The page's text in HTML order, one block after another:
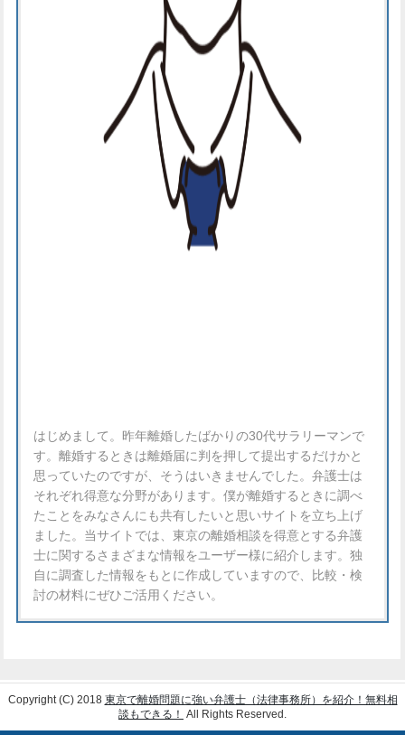
はじめまして。昨年離婚したばかりの30代サラリーマンで
す。離婚するときは離婚届に判を押して提出するだけかと
思っていたのですが、そうはいきませんでした。弁護士は
それぞれ得意な分野があります。僕が離婚するときに調べ
たことをみなさんにも共有したいと思いサイトを立ち上げ
ました。当サイトでは、東京の離婚相談を得意とする弁護
士に関するさまざまな情報をユーザー様に紹介します。独
自に調査した情報をもとに作成していますので、比較・検
討の材料にぜひご活用ください。
Copyright (C) 2018 東京で離婚問題に強い弁護士（法律事務所）を紹介！無料相
談もできる！ All Rights Reserved.